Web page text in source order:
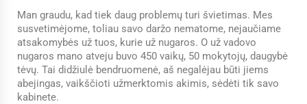
Man graudu, kad tiek daug problemų turi švietimas. Mes
susvetimėjome, toliau savo daržo nematome, nejaučiame
atsakomybės už tuos, kurie už nugaros. O už vadovo
nugaros mano atveju buvo 450 vaikų, 50 mokytojų, daugybė
tėvų. Tai didžiulė bendruomenė, aš negalėjau būti jiems
abejingas, vaikščioti užmerktomis akimis, sėdėti tik savo
kabinete.